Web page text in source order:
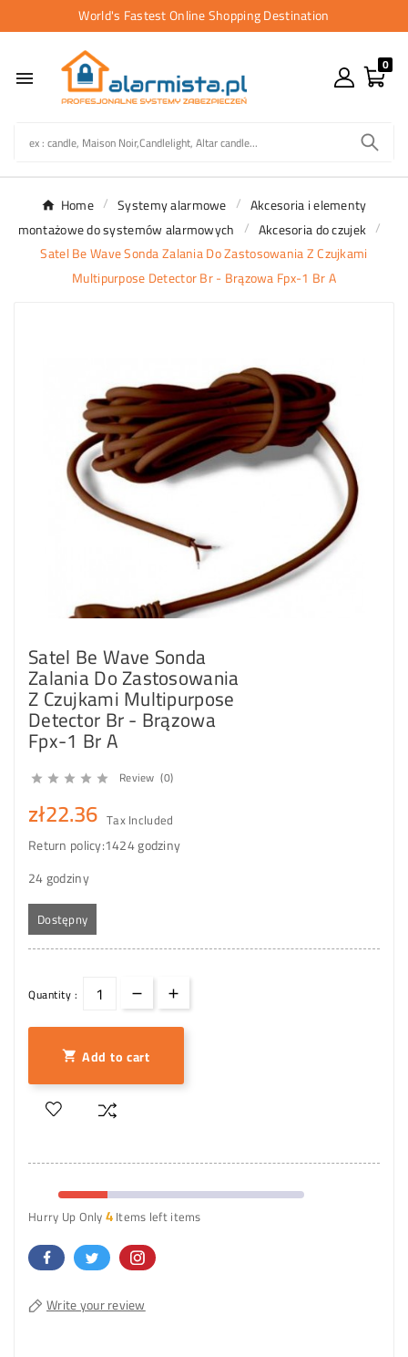
World's Fastest Online Shopping Destination

0
Home Systemy alarmowe
Akcesoria i elementy
montażowe do systemów alarmowych
Akcesoria do czujek
Satel Be Wave Sonda Zalania Do Zastosowania Z Czujkami
Multipurpose Detector Br - Brązowa Fpx-1 Br A
Satel Be Wave Sonda
Zalania Do Zastosowania
Z Czujkami Multipurpose
Detector Br - Brązowa
Fpx-1 Br A
     Review (0)
zł22.36 Tax Included
Return policy:1424 godziny
24 godziny
Dostępny
Quantity :
 Add to cart
Hurry Up Only4Items left items
Write your review